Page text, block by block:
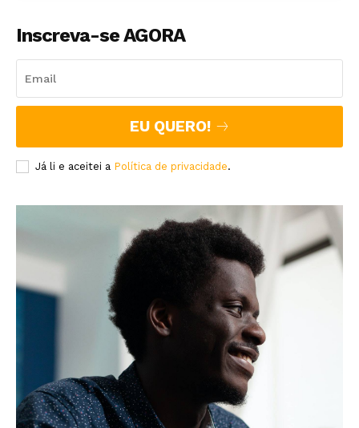
Inscreva-se AGORA
EU QUERO!
Já li e aceitei a Política de privacidade.